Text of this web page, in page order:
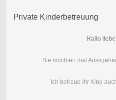
Private Kinderbetreuung
Hallo
Sie möchten mal
Ich betreue Ihr Kind